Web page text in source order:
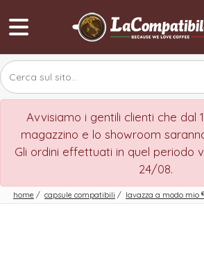
Avvisiamo i gentili clienti che dal
magazzino e lo showroom
Gli ordini effettuati in quel periodo
24/08.
home / capsule compatibili / lavazza a modo mio ®